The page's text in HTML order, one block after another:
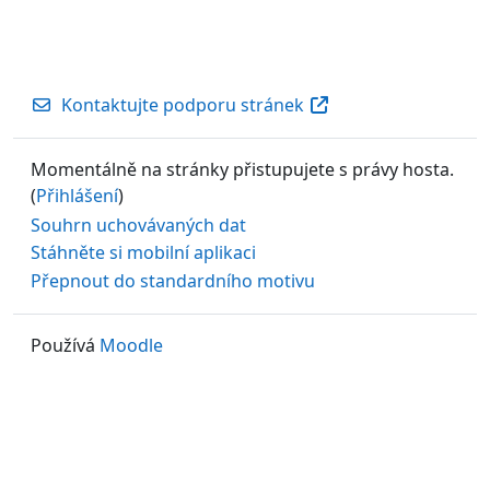
Kontaktujte podporu stránek
Momentálně na stránky přistupujete s právy hosta.
(Přihlášení)
Souhrn uchovávaných dat
Stáhněte si mobilní aplikaci
Přepnout do standardního motivu
Používá Moodle